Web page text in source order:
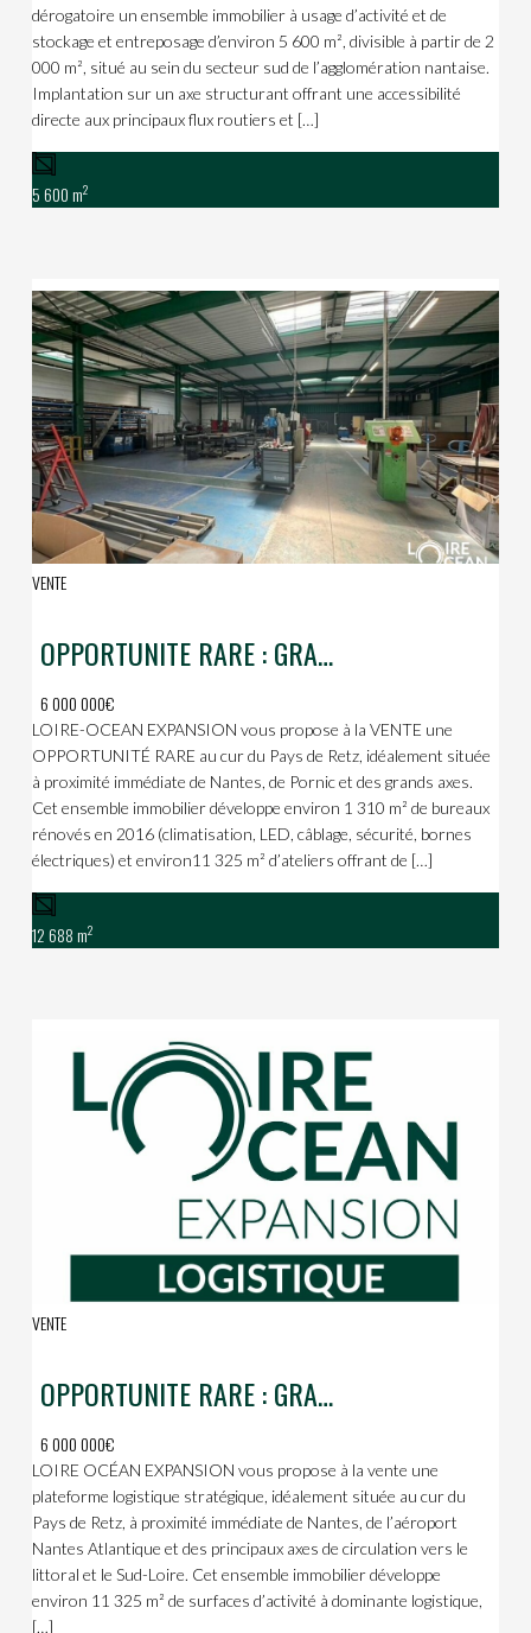
dérogatoire un ensemble immobilier à usage d’activité et de
stockage et entreposage d’environ 5 600 m², divisible à partir de 2
000 m², situé au sein du secteur sud de l’agglomération nantaise.
Implantation sur un axe structurant offrant une accessibilité
directe aux principaux flux routiers et […]
5 600 m2
VENTE
OPPORTUNITE RARE : GRAND BATIMENT ARTISANAL/INDUSTRIEL A SAINTE-PAZANNE !
6 000 000€
LOIRE-OCEAN EXPANSION vous propose à la VENTE une
OPPORTUNITÉ RARE au cur du Pays de Retz, idéalement située
à proximité immédiate de Nantes, de Pornic et des grands axes.
Cet ensemble immobilier développe environ 1 310 m² de bureaux
rénovés en 2016 (climatisation, LED, câblage, sécurité, bornes
électriques) et environ11 325 m² d’ateliers offrant de […]
12 688 m2
VENTE
OPPORTUNITE RARE : GRAND BATIMENT ARTISANAL/INDUSTRIEL A SAINTE-PAZANNE !
6 000 000€
LOIRE OCÉAN EXPANSION vous propose à la vente une
plateforme logistique stratégique, idéalement située au cur du
Pays de Retz, à proximité immédiate de Nantes, de l’aéroport
Nantes Atlantique et des principaux axes de circulation vers le
littoral et le Sud-Loire. Cet ensemble immobilier développe
environ 11 325 m² de surfaces d’activité à dominante logistique,
[…]